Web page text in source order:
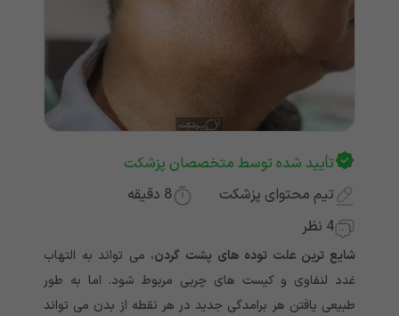
تأیید شده توسط متخصصان پزشکت
تیم محتوای پزشکت
8 دقیقه
4 نظر
شایع ترین علت توده های پشت گردن، می تواند به التهاب
غدد لنفاوی و کیست های چربی مربوط شود. اما به طور
طبیعی یافتن هر برامدگی جدید در هر نقطه از بدن می تواند